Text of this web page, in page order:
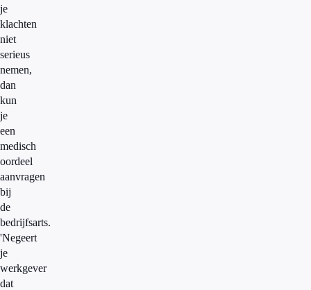
je
klachten
niet
serieus
nemen,
dan
kun
je
een
medisch
oordeel
aanvragen
bij
de
bedrijfsarts.
'Negeert
je
werkgever
dat